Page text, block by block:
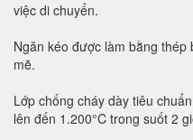
việc di chuyển.
Ngăn kéo được làm bằng
mẽ.
Lớp chống cháy dày tiêu
lên đến 1.200°C trong suốt 2